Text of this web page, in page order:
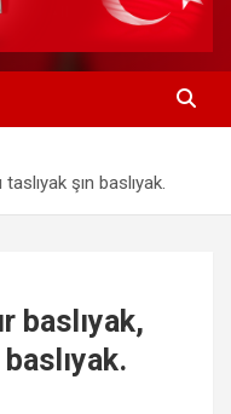
şın baslıyak.
baslıyak,
baslıyak.